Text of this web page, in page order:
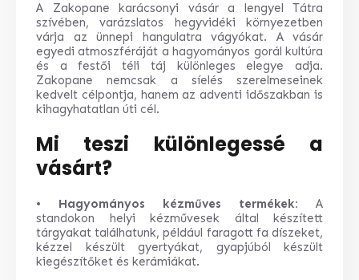
A Zakopane karácsonyi vásár a lengyel Tátra
szívében, varázslatos hegyvidéki környezetben
várja az ünnepi hangulatra vágyókat. A vásár
egyedi atmoszféráját a hagyományos gorál kultúra
és a festői téli táj különleges elegye adja.
Zakopane nemcsak a síelés szerelmeseinek
kedvelt célpontja, hanem az adventi időszakban is
kihagyhatatlan úti cél.
Mi teszi különlegessé a
vásárt?
• Hagyományos kézműves termékek: A
standokon helyi kézművesek által készített
tárgyakat találhatunk, például faragott fa díszeket,
kézzel készült gyertyákat, gyapjúból készült
kiegészítőket és kerámiákat.